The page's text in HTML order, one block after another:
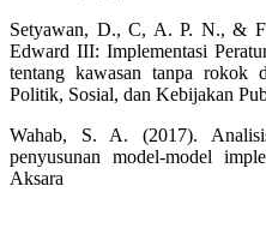
Setyawan, D., C, A. P. N., &
Edward III: Implementasi
tentang kawasan tanpa rokok
Politik, Sosial, dan Kebijakan
Wahab, S. A. (2017).
penyusunan model-model
Aksara